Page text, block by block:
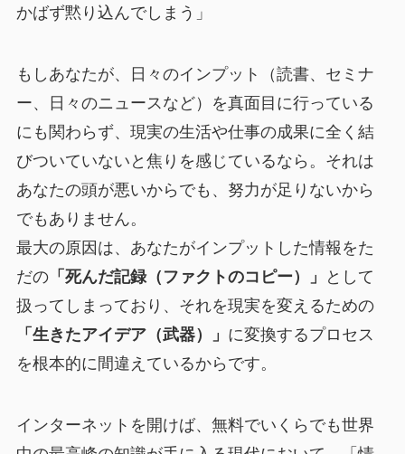
かばず黙り込んでしまう」
もしあなたが、日々のインプット（読書、セミナ
ー、日々のニュースなど）を真面目に行っている
にも関わらず、現実の生活や仕事の成果に全く結
びついていないと焦りを感じているなら。それは
あなたの頭が悪いからでも、努力が足りないから
でもありません。
最大の原因は、あなたがインプットした情報をた
だの「死んだ記録（ファクトのコピー）」
として
扱ってしまっており、それを現実を変えるための
「生きたアイデア（武器）」 に変換するプロセス
を根本的に間違えているからです。
インターネットを開けば、無料でいくらでも世界